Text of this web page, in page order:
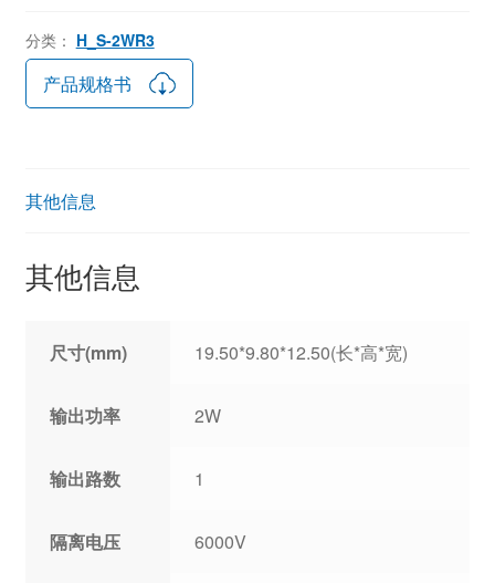
分类： H_S-2WR3
产品规格书
其他信息
其他信息
尺寸(mm) 19.50*9.80*12.50(长*高*宽)
输出功率 2W
输出路数 1
隔离电压 6000V